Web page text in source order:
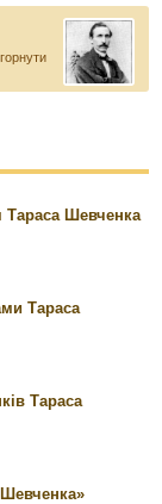
Тараса Шевченка
Тараса
Тараса